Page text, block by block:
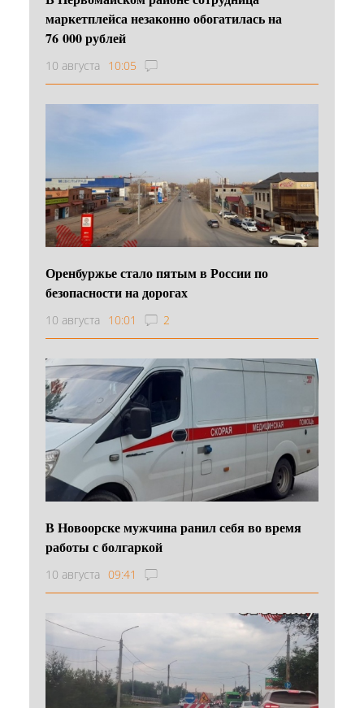
маркетплейса незаконно обогатилась на
76 000 рублей
10 августа 10:05
Оренбуржье стало пятым в России по
безопасности на дорогах
10 августа 10:01 2
В Новоорске мужчина ранил себя во время
работы с болгаркой
10 августа 09:41